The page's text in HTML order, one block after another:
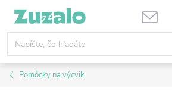
Prejsť
obsah
Pomôcky na výcvik